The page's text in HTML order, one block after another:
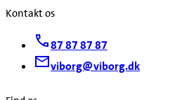
Kontakt os
87 87 87 87
viborg@viborg.dk